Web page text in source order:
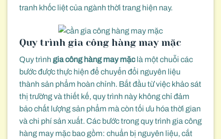
tranh khốc liệt của ngành thời trang hiện nay.
Quy trình gia công hàng may mặc
Quy trình gia công hàng may mặclà một chuỗi các
bước được thực hiện để chuyển đổi nguyên liệu
thành sản phẩm hoàn chỉnh. Bắt đầu từ việc khảo sát
thị trường và thiết kế, quy trình này không chỉ đảm
bảo chất lượng sản phẩm mà còn tối ưu hóa thời gian
và chi phí sản xuất. Các bước trong quy trình gia công
hàng may mặc bao gồm: chuẩn bị nguyên liệu, cắt